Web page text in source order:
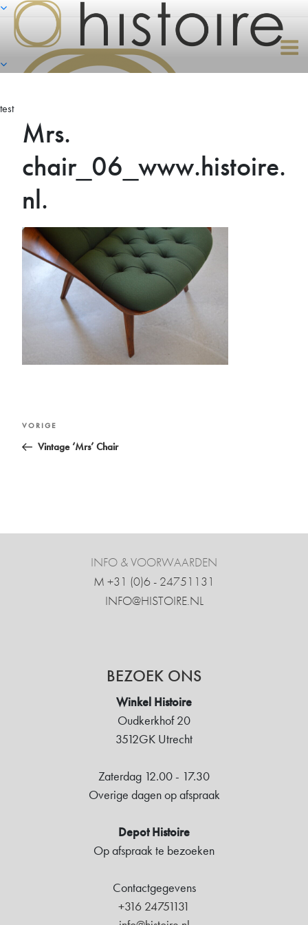
Naar
inhoud
springen
test
Mrs.
chair_06_www.histoire.
nl.
Bericht
navigatie
Vorig
bericht
VORIGE
Vintage ‘Mrs’ Chair
INFO & VOORWAARDEN
M +31 ‍(0)6 - 24751131
INFO@HISTOIRE.NL
BEZOEK ONS
Winkel Histoire
Oudkerkhof 20
3512GK Utrecht
Zaterdag 12.00 - 17.30
Overige dagen op afspraak
Depot Histoire
Op afspraak te bezoeken
Contactgegevens
+316 24751131